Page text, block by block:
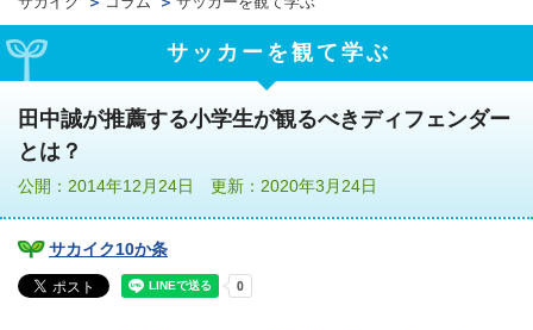
サッカーを観て学ぶ
田中誠が推薦する小学生が観るべきディフェンダー
とは？
公開：2014年12月24日 更新：2020年3月24日
サカイク10か条